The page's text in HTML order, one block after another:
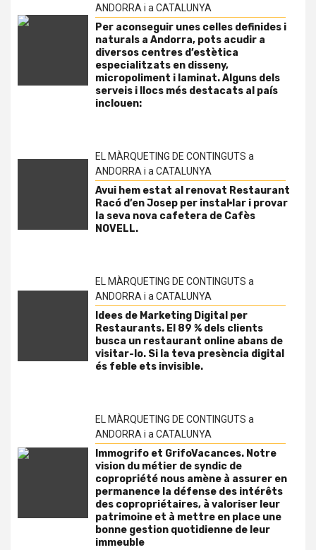
ANDORRA i a CATALUNYA
Per aconseguir unes celles definides i
naturals a Andorra, pots acudir a
diversos centres d’estètica
especialitzats en disseny,
micropoliment i laminat. Alguns dels
serveis i llocs més destacats al país
inclouen:
EL MÀRQUETING DE CONTINGUTS a
ANDORRA i a CATALUNYA
Avui hem estat al renovat Restaurant
Racó d’en Josep per instal·lar i provar
la seva nova cafetera de Cafès
NOVELL.
EL MÀRQUETING DE CONTINGUTS a
ANDORRA i a CATALUNYA
Idees de Marketing Digital per
Restaurants. El 89 % dels clients
busca un restaurant online abans de
visitar-lo. Si la teva presència digital
és feble ets invisible.
EL MÀRQUETING DE CONTINGUTS a
ANDORRA i a CATALUNYA
Immogrifo et GrifoVacances. Notre
vision du métier de syndic de
copropriété nous amène à assurer en
permanence la défense des intérêts
des copropriétaires, à valoriser leur
patrimoine et à mettre en place une
bonne gestion quotidienne de leur
immeuble